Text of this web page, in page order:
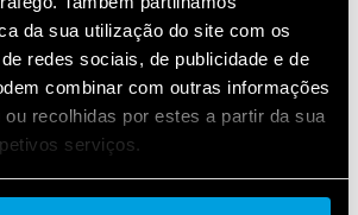
da sua utilização do site com os
redes sociais, de publicidade e de
combinar com outras informações
recolhidas por estes a partir da sua
serviços.
SÉRIE
8A